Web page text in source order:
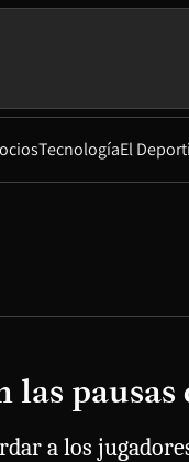
TecnologíaEl
las
a los